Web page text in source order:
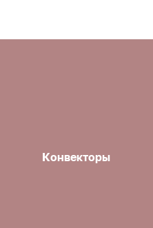
Конвекторы